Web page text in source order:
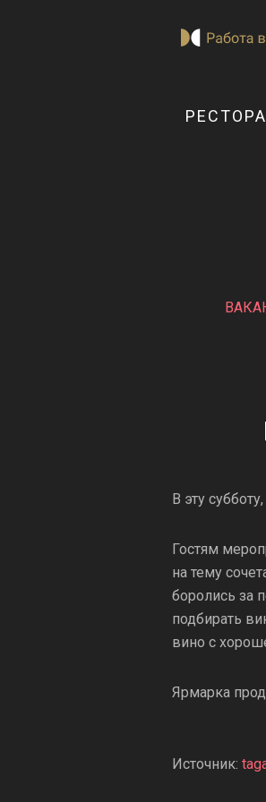
В эту
Гостям
на тему
боролись за
подбирать
вино с
Ярмарка
Источник: